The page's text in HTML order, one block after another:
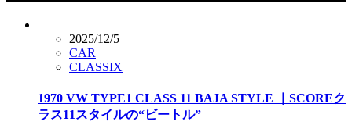
2025/12/5
CAR
CLASSIX
1970 VW TYPE1 CLASS 11 BAJA STYLE ｜SCOREク
ラス11スタイルの“ビートル”